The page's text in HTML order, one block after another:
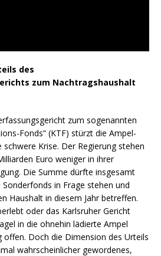
des
zum Nachtragshaushalt
zum sogenannten
Fonds“ (KTF) stürzt die Ampel-
schwere Krise. Der Regierung stehen
Euro weniger in ihrer
Die Summe dürfte insgesamt
in Frage stehen und
Haushalt in diesem Jahr betreffen.
oder das Karlsruher Gericht
in die ohnehin lädierte Ampel
offen. Doch die Dimension des Urteils
wahrscheinlicher gewordenes,